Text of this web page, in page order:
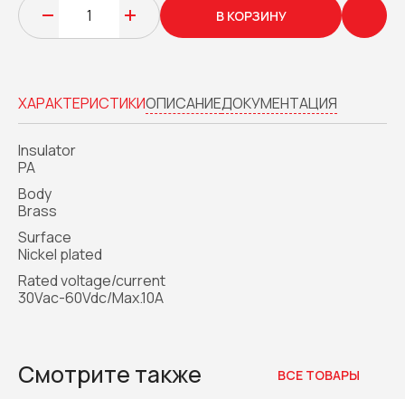
В КОРЗИНУ
ХАРАКТЕРИСТИКИОПИСАНИЕДОКУМЕНТАЦИЯ
Insulator
PA
Body
Brass
Surface
Nickel plated
Rated voltage/current
30Vac-60Vdc/Max.10A
Смотрите также ВСЕ ТОВАРЫ